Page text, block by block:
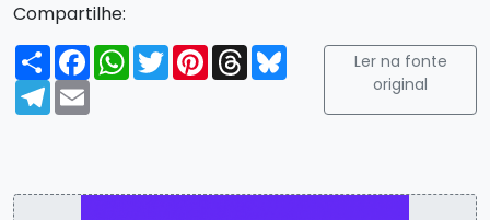
Compartilhe:
Compartilhar
FacebookWhatsApp
TwitterPinterest
ThreadsBluesky
Telegram
Email
Ler na fonte
original